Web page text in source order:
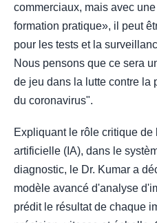
commerciaux, mais avec
formation pratique», il peut
pour les tests et la
Nous pensons que ce sera
de jeu dans la lutte contre la
du coronavirus".
Expliquant le rôle critique
artificielle (IA), dans le
diagnostic, le Dr. Kumar a
modèle avancé d'analyse
prédit le résultat de chaque